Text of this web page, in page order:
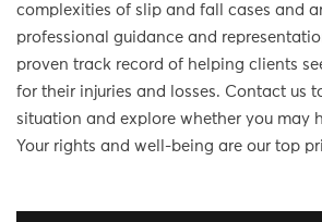
complexities of slip and fall cases and
professional guidance and
proven track record of helping clients
for their injuries and losses. Contact us
situation and explore whether you may
Your rights and well-being are our top